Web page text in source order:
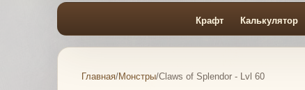
Крафт Калькулятор
Главная/Монстры/Claws of Splendor - Lvl 60